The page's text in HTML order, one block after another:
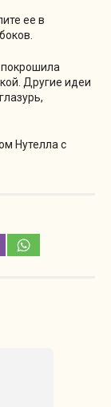
ее в
покрошила
Другие идеи
Нутелла с